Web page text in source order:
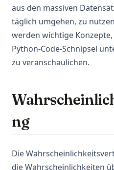
aus den massiven
täglich umgehen, zu
werden wichtige
Python-Code-Schnipsel
zu veranschaulichen.
ng
Die
die Wahrscheinlichkeiten